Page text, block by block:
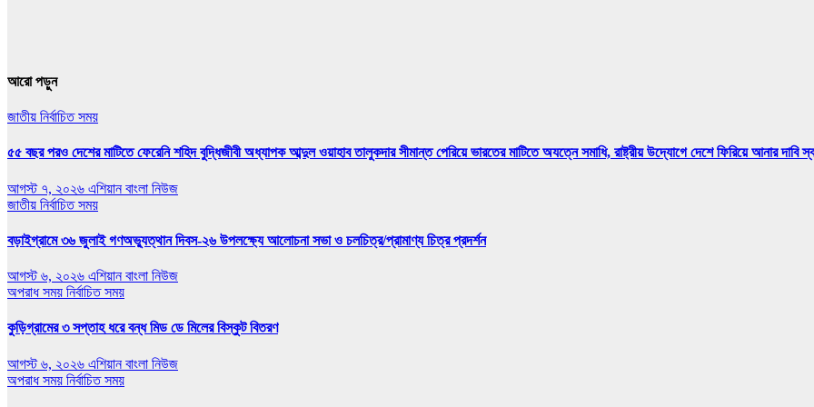
আরো পড়ুন
জাতীয় নির্বাচিত সময়
৫৫ বছর পরও দেশের মাটিতে ফেরেনি শহিদ বুদ্ধিজীবী অধ্যাপক আব্দুল ওয়াহাব তালুকদার সীমান্ত পেরিয়ে ভারতের মাটিতে অযত্নে সমাধি, রাষ্ট্রীয় উদ্যোগে দেশে ফিরিয়ে আনার দাবি
আগস্ট ৭, ২০২৬ এশিয়ান বাংলা নিউজ
জাতীয় নির্বাচিত সময়
বড়াইগ্রামে ৩৬ জুলাই গণঅভ্যুত্থান দিবস-২৬ উপলক্ষ্যে আলোচনা সভা ও চলচিত্র/প্রামাণ্য চিত্র প্রদর্শন
আগস্ট ৬, ২০২৬ এশিয়ান বাংলা নিউজ
অপরাধ সময় নির্বাচিত সময়
কুড়িগ্রামের ৩ সপ্তাহ ধরে বন্ধ মিড ডে মিলের বিস্কুট বিতরণ
আগস্ট ৬, ২০২৬ এশিয়ান বাংলা নিউজ
অপরাধ সময় নির্বাচিত সময়